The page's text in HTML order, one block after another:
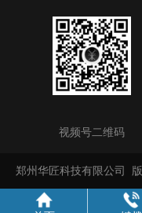
视频号二维码
郑州华匠科技有限公司